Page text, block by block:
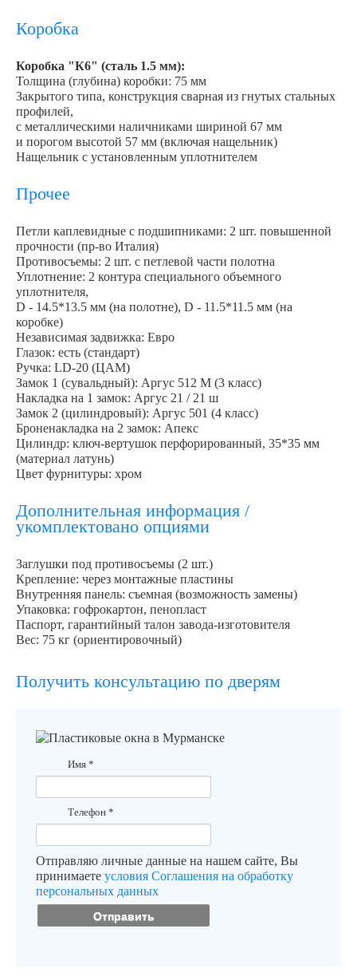
Коробка
Коробка "К6" (сталь 1.5 мм):
Толщина (глубина) коробки: 75 мм
Закрытого типа, конструкция сварная из гнутых стальных
профилей,
с металлическими наличниками шириной 67 мм
и порогом высотой 57 мм (включая нащельник)
Нащельник с установленным уплотнителем
Прочее
Петли каплевидные с подшипниками: 2 шт. повышенной
прочности (пр-во Италия)
Противосъемы: 2 шт. с петлевой части полотна
Уплотнение: 2 контура специального объемного
уплотнителя,
D - 14.5*13.5 мм (на полотне), D - 11.5*11.5 мм (на
коробке)
Независимая задвижка: Евро
Глазок: есть (стандарт)
Ручка: LD-20 (ЦАМ)
Замок 1 (сувальдный): Аргус 512 М (3 класс)
Накладка на 1 замок: Аргус 21 / 21 ш
Замок 2 (цилиндровый): Аргус 501 (4 класс)
Броненакладка на 2 замок: Апекс
Цилиндр: ключ-вертушок перфорированный, 35*35 мм
(материал латунь)
Цвет фурнитуры: хром
Дополнительная информация /
укомплектовано опциями
Заглушки под противосъемы (2 шт.)
Крепление: через монтажные пластины
Внутренняя панель: съемная (возможность замены)
Упаковка: гофрокартон, пенопласт
Паспорт, гарантийный талон завода-изготовителя
Вес: 75 кг (ориентировочный)
Получить консультацию по дверям
Имя *
Телефон *
Отправляю личные данные на нашем сайте, Вы
принимаете условия Соглашения на обработку
персональных данных